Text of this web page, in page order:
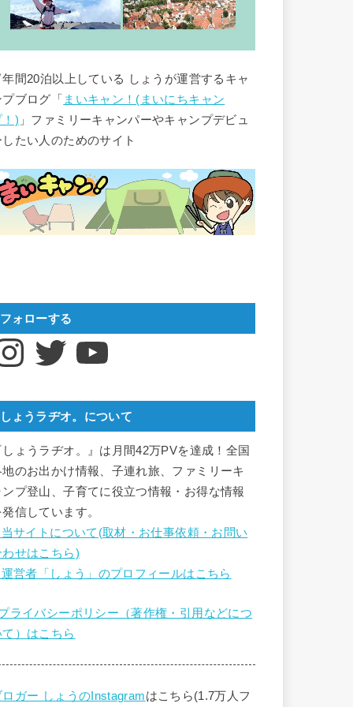
間20泊以上している しょうが運営するキャ
ブログ「 まいキャン！(まいにちキャン
！) 」ファミリーキャンパーやキャンプデビュ
したい人のためのサイト
フォローする
Twitter YouTube
しょうラヂオ。について
しょうラヂオ。』は月間42万PVを達成！全国
地のお出かけ情報、子連れ旅、ファミリーキ
ンプ登山、子育てに役立つ情報・お得な情報
信しています。
サイトについて(取材・お仕事依頼・お問い
わせはこちら)
営者「しょう」のプロフィールはこちら
ライバシーポリシー（著作権・引用などにつ
て）はこちら
ロガー しょうのInstagramはこちら(1.7万人フ